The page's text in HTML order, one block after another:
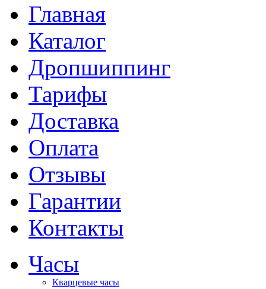
Главная
Каталог
Дропшиппинг
Тарифы
Доставка
Оплата
Отзывы
Гарантии
Контакты
Часы
Кварцевые часы